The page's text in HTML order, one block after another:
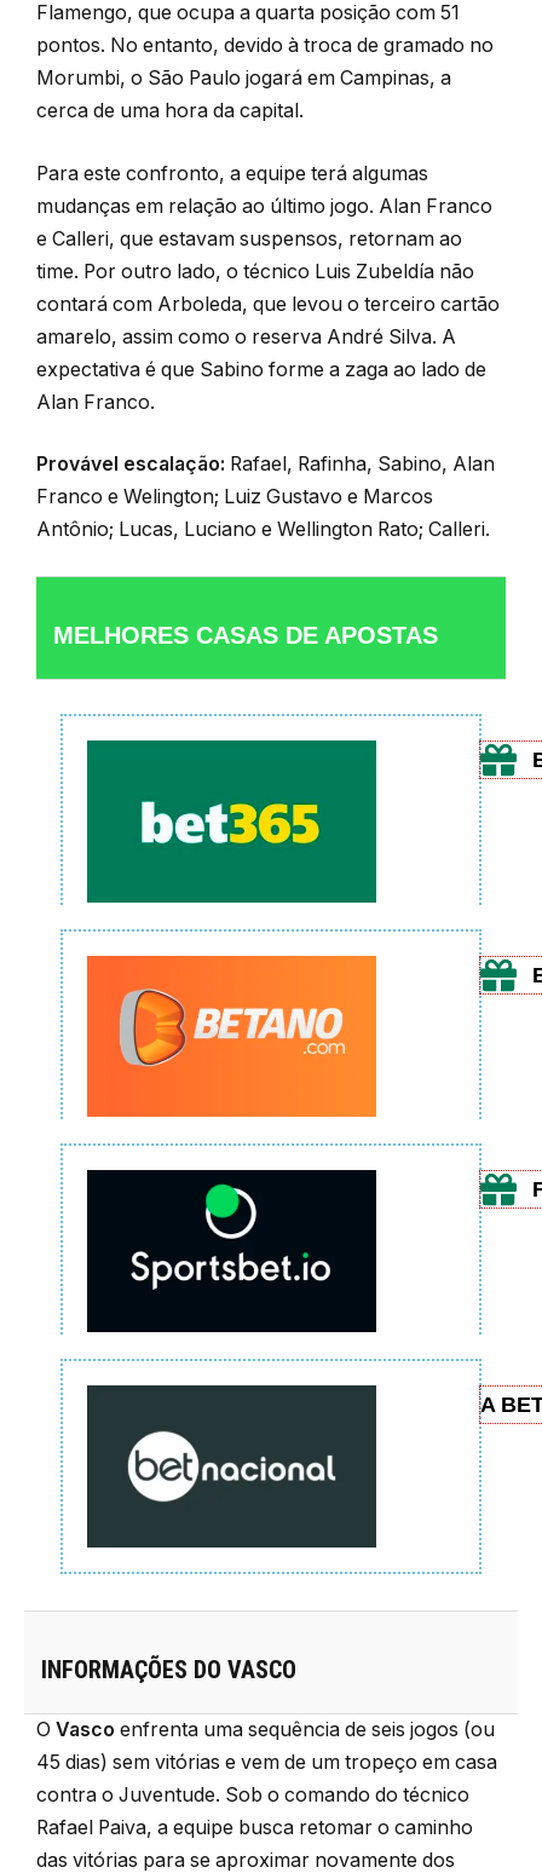
Flamengo, que ocupa a quarta posição com 51
pontos. No entanto, devido à troca de gramado no
Morumbi, o São Paulo jogará em Campinas, a
cerca de uma hora da capital.
Para este confronto, a equipe terá algumas
mudanças em relação ao último jogo. Alan Franco
e Calleri, que estavam suspensos, retornam ao
time. Por outro lado, o técnico Luis Zubeldía não
contará com Arboleda, que levou o terceiro cartão
amarelo, assim como o reserva André Silva. A
expectativa é que Sabino forme a zaga ao lado de
Alan Franco.
Provável escalação: Rafael, Rafinha, Sabino, Alan
Franco e Welington; Luiz Gustavo e Marcos
Antônio; Lucas, Luciano e Wellington Rato; Calleri.
MELHORES CASAS DE APOSTAS
A
INFORMAÇÕES DO VASCO
O Vasco enfrenta uma sequência de seis jogos (ou
45 dias) sem vitórias e vem de um tropeço em casa
contra o Juventude. Sob o comando do técnico
Rafael Paiva, a equipe busca retomar o caminho
das vitórias para se aproximar novamente dos